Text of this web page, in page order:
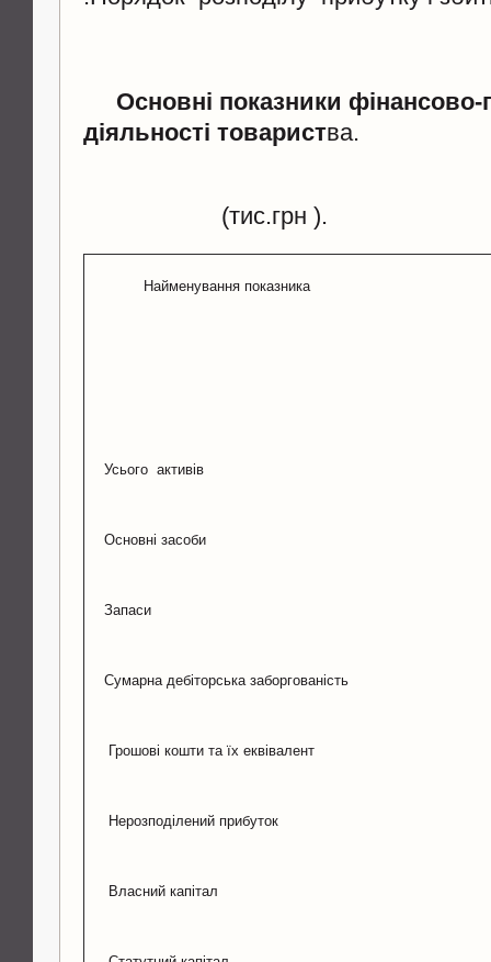
Основні показники фінансово-
діяльності товариства.
(тис.грн ).
Найменування показника
Усього активів
Основні засоби
Запаси
Сумарна дебіторська заборгованість
Грошові кошти та їх еквівалент
Нерозподілений прибуток
Власний капітал